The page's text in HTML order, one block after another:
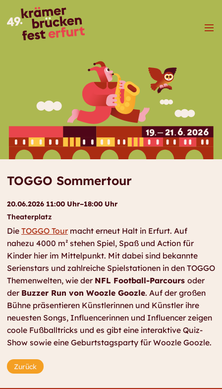
Menü
TOGGO Sommertour
20.06.2026 11:00 Uhr–18:00 Uhr
Theaterplatz
Die TOGGO Tour macht erneut Halt in Erfurt. Auf
nahezu 4000 m² stehen Spiel, Spaß und Action für
Kinder hier im Mittelpunkt. Mit dabei sind bekannte
Serienstars und zahlreiche Spielstationen in den TOGGO
Themenwelten, wie der NFL Football-Parcours oder
der Buzzer Run von Woozle Goozle. Auf der großen
Bühne präsentieren Künstlerinnen und Künstler ihre
neuesten Songs, Influencerinnen und Influencer zeigen
coole Fußballtricks und es gibt eine interaktive Quiz-
Show sowie eine Geburtstagsparty für Woozle Goozle.
Zurück